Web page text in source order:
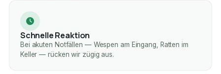
Schnelle Reaktion
Bei akuten Notfällen — Wespen am Eingang, Ratten im
Keller — rücken wir zügig aus.